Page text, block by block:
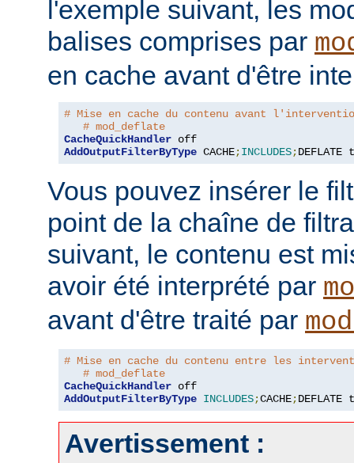
l'exemple suivant, les
balises comprises par
en cache avant d'être
# Mise en cache du contenu avant
# mod_deflate
CacheQuickHandler
AddOutputFilterByType CACHE;INCLUDES;DEFLATE
Vous pouvez insérer le
point de la chaîne de
suivant, le contenu est
avoir été interprété par
avant d'être traité par
# Mise en cache du contenu entre les
# mod_deflate
CacheQuickHandler
AddOutputFilterByType INCLUDES;CACHE;DEFLATE
Avertissement :